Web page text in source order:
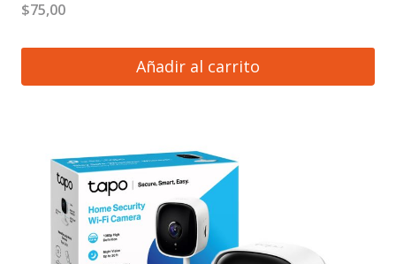
$75,00
Añadir al carrito